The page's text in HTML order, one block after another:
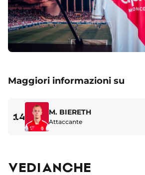
Maggiori informazioni su
14 M. BIERETH
Attaccante
VEDI ANCHE